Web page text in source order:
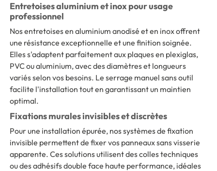
Entretoises aluminium et inox pour usage
professionnel
Nos entretoises en aluminium anodisé et en inox offrent
une résistance exceptionnelle et une finition soignée.
Elles s'adaptent parfaitement aux plaques en plexiglas,
PVC ou aluminium, avec des diamètres et longueurs
variés selon vos besoins. Le serrage manuel sans outil
facilite l'installation tout en garantissant un maintien
optimal.
Fixations murales invisibles et discrètes
Pour une installation épurée, nos systèmes de fixation
invisible permettent de fixer vos panneaux sans visserie
apparente. Ces solutions utilisent des colles techniques
ou des adhésifs double face haute performance, idéales